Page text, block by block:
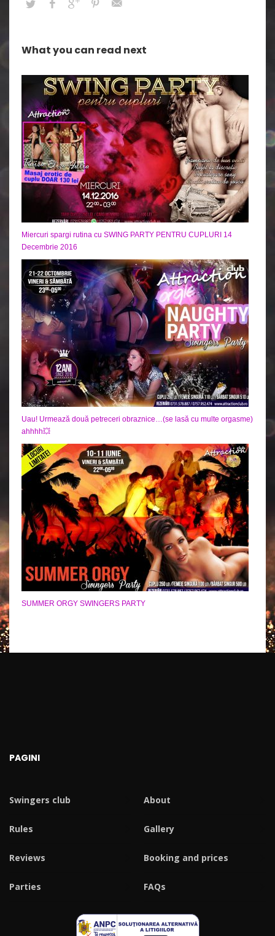
What you can read next
Miercuri spargi rutina cu SWING PARTY PENTRU CUPLURI 14
Decembrie 2016
Uau! Urmează două petreceri obraznice…(se lasă cu multe orgasme)
ahhhh💥
SUMMER ORGY SWINGERS PARTY
PAGINI
Swingers club About
Rules Gallery
Reviews Booking and prices
Parties FAQs